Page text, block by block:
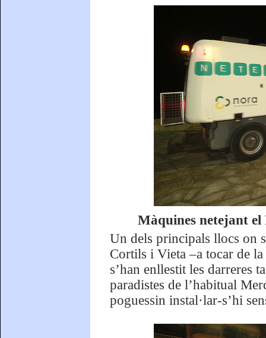
Màquines netejant
Un dels principals llocs on
Cortils i Vieta –a tocar de
s’han enllestit les darreres
paradistes de l’habitual
poguessin instal·lar-s’hi